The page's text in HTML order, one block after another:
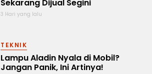
Sekarang Dijual Segini
3 Hari yang lalu
TEKNIK
Lampu Aladin Nyala di Mobil?
Jangan Panik, Ini Artinya!